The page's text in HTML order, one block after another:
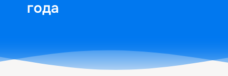
года